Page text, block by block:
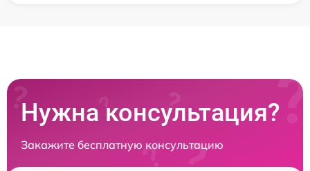
Нужна консультация?
Закажите бесплатную консультацию